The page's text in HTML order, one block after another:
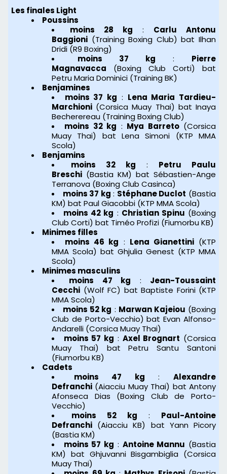
Les finales Light
Poussins
moins 28 kg : Carlu Antonu
Baggioni (Training Boxing Club) bat Ilhan
Dridi (R9 Boxing)
moins 37 kg : Pierre
Magnavacca (Boxing Club Corti) bat
Petru Maria Dominici (Training BK)
Benjamines
moins 37 kg : Lena Maria Tardieu-
Marchioni (Corsica Muay Thai) bat Inaya
Becherereau (Training Boxing Club)
moins 32 kg : Mya Barreto(Corsica
Muay Thai) bat Lena Simoni (KTP MMA
Scola)
Benjamins
moins 32 kg : Petru Paulu
Breschi (Bastia KM) bat Sébastien-Ange
Terranova (Boxing Club Casinca)
moins 37 kg : Stéphane Duclot (Bastia
KM) bat Paul Giacobbi (KTP MMA Scola)
moins 42 kg : Christian Spinu (Boxing
Club Corti) bat Timéo Profizi (Fiumorbu KB)
Minimes filles
moins 46 kg : Lena Gianettini(KTP
MMA Scola) bat Ghjulia Genest (KTP MMA
Scola)
Minimes masculins
moins 47 kg : Jean-Toussaint
Cecchi (Wolf FC) bat Baptiste Forini (KTP
MMA Scola)
moins 52 kg : Marwan Kajeiou (Boxing
Club de Porto-Vecchio) bat Evan Alfonso-
Andarelli (Corsica Muay Thai)
moins 57 kg : Axel Brognart (Corsica
Muay Thai) bat Petru Santu Santoni
(Fiumorbu KB)
Cadets
moins 47 kg :Alexandre
Defranchi (Aiacciu Muay Thai) bat Antony
Afonseca Dias (Boxing Club de Porto-
Vecchio)
moins 52 kg : Paul-Antoine
Defranchi (Aiacciu KB) bat Yann Picory
(Bastia KM)
moins 57 kg : Antoine Mannu (Bastia
KM) bat Ghjuvanni Bisgambiglia (Corsica
Muay Thai)